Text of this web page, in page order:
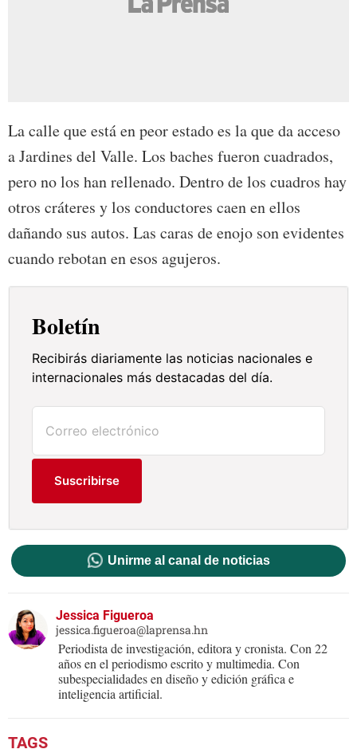
La calle que está en peor estado es la que da acceso
a Jardines del Valle. Los baches fueron cuadrados,
pero no los han rellenado. Dentro de los cuadros hay
otros cráteres y los conductores caen en ellos
dañando sus autos. Las caras de enojo son evidentes
cuando rebotan en esos agujeros.
Boletín
Recibirás diariamente las noticias nacionales e
internacionales más destacadas del día.
Suscribirse
Unirme al canal de noticias
Jessica Figueroa
jessica.figueroa@laprensa.hn
Periodista de investigación, editora y cronista. Con 22
años en el periodismo escrito y multimedia. Con
subespecialidades en diseño y edición gráfica e
inteligencia artificial.